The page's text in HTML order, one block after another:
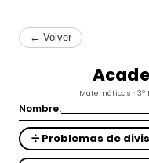
← Volver
Matemáticas ·
Nombre:
➗ Problemas de